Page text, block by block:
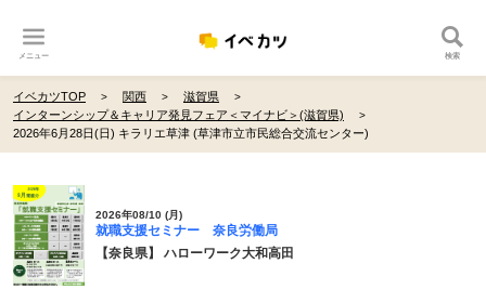
メニュー 検索
イベカツTOP 関西
滋賀県
インターンシップ＆キャリア発見フェア＜マイナビ＞(滋賀県)
2026年6月28日(日) キラリエ草津 (草津市立市民総合交流センター)
2026年08/10 (月)
就職支援セミナー 奈良労働局
【奈良県】 ハローワーク大和高田